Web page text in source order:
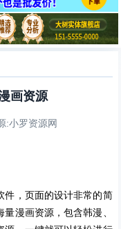
画资源
罗资源网
件，页面的设计非常的简
漫画资源，包含韩漫、